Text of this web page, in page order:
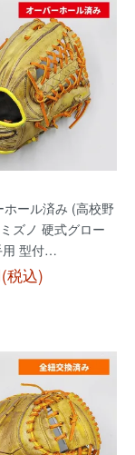
ホール済み (高校野
ズノ 硬式グロー
用 型付…
税込)